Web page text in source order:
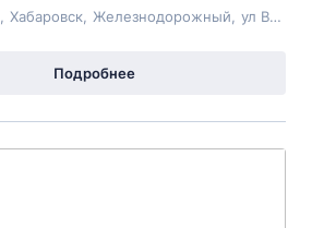
Хабаровск Железнодорожный ул Восточный Семафор
Подробнее